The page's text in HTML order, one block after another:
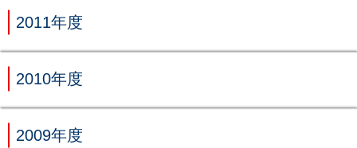
2011年度
2010年度
2009年度